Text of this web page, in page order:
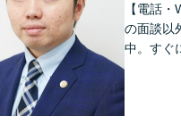
【電話
の面談以
中。すぐ